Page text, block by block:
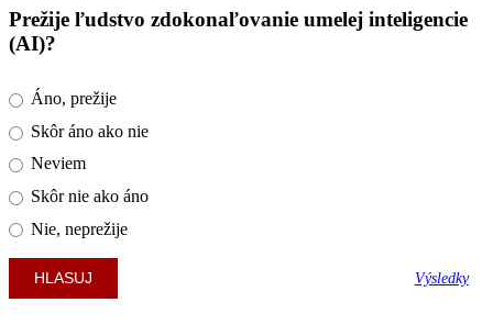
Prežije ľudstvo zdokonaľovanie umelej inteligencie
(AI)?
Áno, prežije
Skôr áno ako nie
Neviem
Skôr nie ako áno
Nie, neprežije
Výsledky